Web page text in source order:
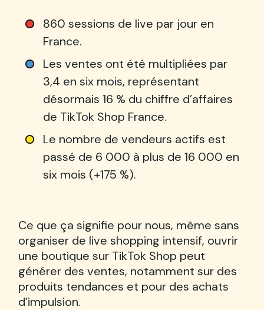
860 sessions de live par jour en
France.
Les ventes ont été multipliées par
3,4 en six mois, représentant
désormais 16 % du chiffre d’affaires
de TikTok Shop France.
Le nombre de vendeurs actifs est
passé de 6 000 à plus de 16 000 en
six mois (+175 %).
Ce que ça signifie pour nous, même sans
organiser de live shopping intensif, ouvrir
une boutique sur TikTok Shop peut
générer des ventes, notamment sur des
produits tendances et pour des achats
d’impulsion.